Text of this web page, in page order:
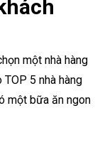
một nhà hàng
TOP 5 nhà hàng
một bữa ăn ngon